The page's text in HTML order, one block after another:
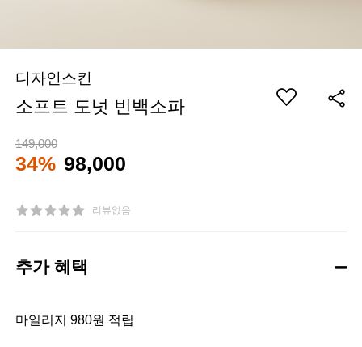
디자인스킨
소프트 도넛 빈백소파
149,000
34% 98,000
리뷰없음
추가 혜택
마일리지 980원 적립